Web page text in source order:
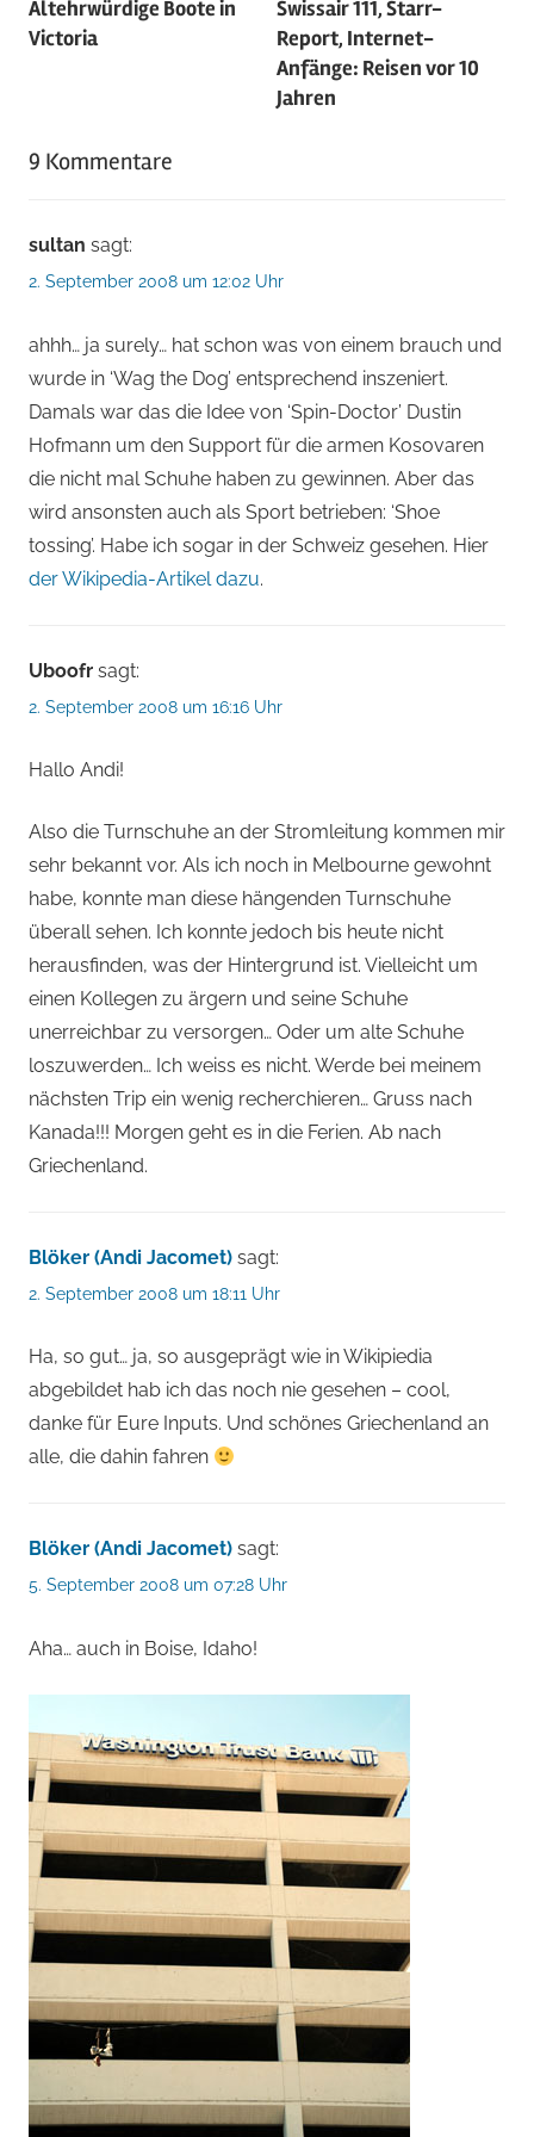
Altehrwürdige Boote in
Victoria
Swissair 111, Starr-
Report, Internet-
Anfänge: Reisen vor 10
Jahren
9 Kommentare
sultan sagt:
2. September 2008 um 12:02 Uhr
ahhh… ja surely… hat schon was von einem brauch und
wurde in ‘Wag the Dog’ entsprechend inszeniert.
Damals war das die Idee von ‘Spin-Doctor’ Dustin
Hofmann um den Support für die armen Kosovaren
die nicht mal Schuhe haben zu gewinnen. Aber das
wird ansonsten auch als Sport betrieben: ‘Shoe
tossing’. Habe ich sogar in der Schweiz gesehen. Hier
der Wikipedia-Artikel dazu.
Uboofr sagt:
2. September 2008 um 16:16 Uhr
Hallo Andi!
Also die Turnschuhe an der Stromleitung kommen mir
sehr bekannt vor. Als ich noch in Melbourne gewohnt
habe, konnte man diese hängenden Turnschuhe
überall sehen. Ich konnte jedoch bis heute nicht
herausfinden, was der Hintergrund ist. Vielleicht um
einen Kollegen zu ärgern und seine Schuhe
unerreichbar zu versorgen… Oder um alte Schuhe
loszuwerden… Ich weiss es nicht. Werde bei meinem
nächsten Trip ein wenig recherchieren… Gruss nach
Kanada!!! Morgen geht es in die Ferien. Ab nach
Griechenland.
Blöker (Andi Jacomet) sagt:
2. September 2008 um 18:11 Uhr
Ha, so gut… ja, so ausgeprägt wie in Wikipiedia
abgebildet hab ich das noch nie gesehen – cool,
danke für Eure Inputs. Und schönes Griechenland an
alle, die dahin fahren
Blöker (Andi Jacomet) sagt:
5. September 2008 um 07:28 Uhr
Aha… auch in Boise, Idaho!